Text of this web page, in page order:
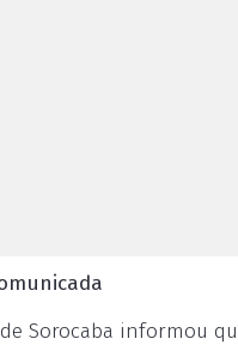
Sorocaba informou